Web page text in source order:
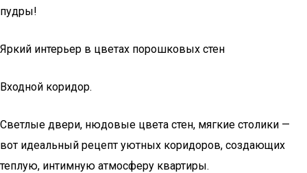
пудры!
Яркий интерьер в цветах порошковых стен
Входной коридор.
Светлые двери, нюдовые цвета стен, мягкие столики —
вот идеальный рецепт уютных коридоров, создающих
теплую, интимную атмосферу квартиры.